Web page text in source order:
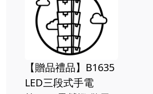
】B1635
手電